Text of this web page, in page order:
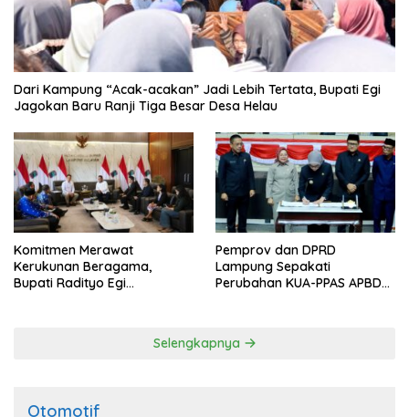
Dari Kampung “Acak-acakan” Jadi Lebih Tertata, Bupati Egi
Jagokan Baru Ranji Tiga Besar Desa Helau
Komitmen Merawat
Kerukunan Beragama,
Bupati Radityo Egi
Pemprov dan DPRD
Lampung Sepakati
Perubahan KUA-PPAS APBD
Selengkapnya
Otomotif